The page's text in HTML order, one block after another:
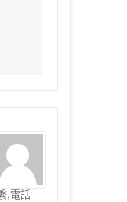
,電話